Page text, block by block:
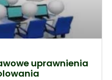
uprawnienia